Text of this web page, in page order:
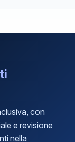
con
e revisione
nella